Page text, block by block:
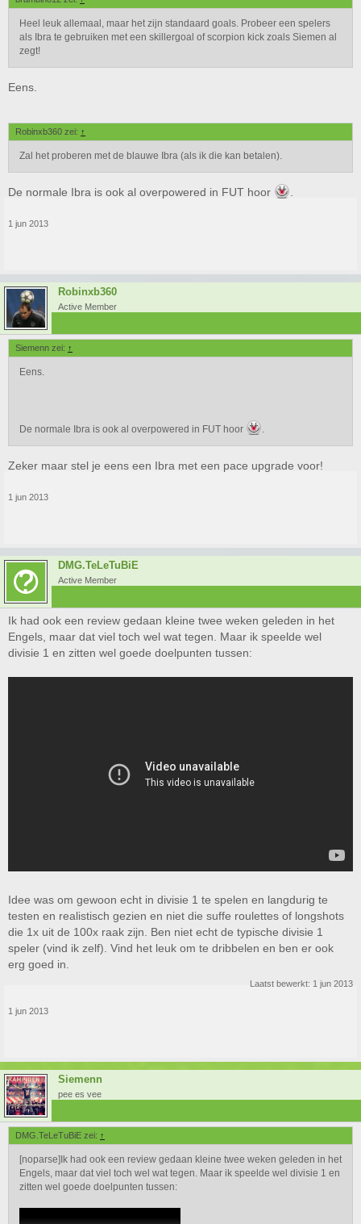
Heel leuk allemaal, maar het zijn standaard goals. Probeer een spelers
als Ibra te gebruiken met een skillergoal of scorpion kick zoals Siemen al
zegt!
Eens.
Robinxb360 zei: ↑
Zal het proberen met de blauwe Ibra (als ik die kan betalen).
De normale Ibra is ook al overpowered in FUT hoor
1 jun 2013
Robinxb360
Active Member
Siemenn zei: ↑
Eens.
De normale Ibra is ook al overpowered in FUT hoor .
Zeker maar stel je eens een Ibra met een pace upgrade voor!
1 jun 2013
DMG.TeLeTuBiE
Active Member
Ik had ook een review gedaan kleine twee weken geleden in het
Engels, maar dat viel toch wel wat tegen. Maar ik speelde wel
divisie 1 en zitten wel goede doelpunten tussen:
Idee was om gewoon echt in divisie 1 te spelen en langdurig te
testen en realistisch gezien en niet die suffe roulettes of longshots
die 1x uit de 100x raak zijn. Ben niet echt de typische divisie 1
speler (vind ik zelf). Vind het leuk om te dribbelen en ben er ook
erg goed in.
Laatst bewerkt: 1 jun 2013
1 jun 2013
Siemenn
pee es vee
DMG.TeLeTuBiE zei: ↑
[noparse]Ik had ook een review gedaan kleine twee weken geleden in het
Engels, maar dat viel toch wel wat tegen. Maar ik speelde wel divisie 1 en
zitten wel goede doelpunten tussen: